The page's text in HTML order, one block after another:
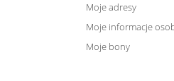
Moje adresy
Moje informacje
Moje bony